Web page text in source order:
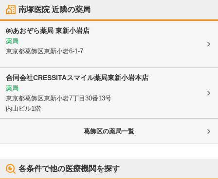
南塚医院近隣の薬局
㈱あおぞら薬局 東新小岩店
薬局
東京都葛飾区東新小岩6-1-7
合同会社CRESSITAスマイル薬局東新小岩本店
薬局
東京都葛飾区東新小岩7丁目30番13号
内山ビル1階
葛飾区の薬局一覧
各条件で他の医療機関を探す